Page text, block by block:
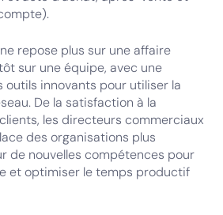
repose plus sur une affaire
sur une équipe, avec une
outils innovants pour utiliser la
De la satisfaction à la
les directeurs commerciaux
des organisations plus
de nouvelles compétences pour
et optimiser le temps productif